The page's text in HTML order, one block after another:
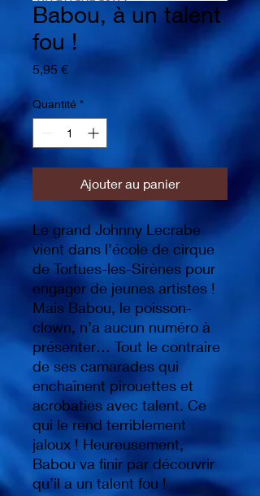
Babou, à un talent
fou !
5,95 €Prix
Quantité *
Ajouter au panier
Le grand Johnny Lecrabe
vient dans l’école de cirque
de Tortues-les-Sirènes pour
engager de jeunes artistes !
Mais Babou, le poisson-
clown, n’a aucun numéro à
présenter… Tout le contraire
de ses camarades qui
enchaînent pirouettes et
acrobaties avec talent. Ce
qui le rend terriblement
jaloux ! Heureusement,
Babou va finir par découvrir
qu’il a un talent fou !